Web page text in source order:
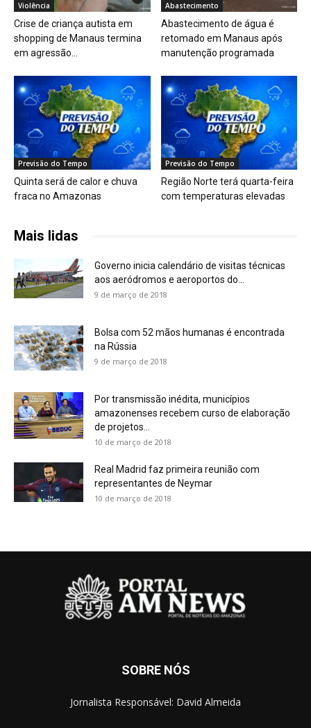
Violência
Crise de criança autista em
shopping de Manaus termina
em agressão...
Abastecimento
Abastecimento de água é
retomado em Manaus após
manutenção programada
Previsão do Tempo
Quinta será de calor e chuva
fraca no Amazonas
Previsão do Tempo
Região Norte terá quarta-feira
com temperaturas elevadas
Mais lidas
Governo inicia calendário de visitas técnicas
aos aeródromos e aeroportos do...
9 de março de 2018
Bolsa com 52 mãos humanas é encontrada
na Rússia
9 de março de 2018
Por transmissão inédita, municípios
amazonenses recebem curso de elaboração
de projetos...
10 de março de 2018
Real Madrid faz primeira reunião com
representantes de Neymar
10 de março de 2018
SOBRE NÓS
Jornalista Responsável: David Almeida